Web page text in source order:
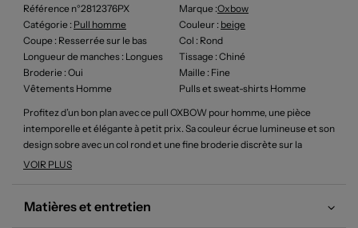
Référence n°2812376PX
Marque :Oxbow
Catégorie : Pull homme Couleur : beige
Coupe : Resserrée sur le bas Col : Rond
Longueur de manches : Longues Tissage : Chiné
Broderie : Oui Maille : Fine
Vêtements Homme
Pulls et sweat-shirts Homme
Profitez d’un bon plan avec ce pull OXBOW pour homme, une pièce
intemporelle et élégante à petit prix. Sa couleur écrue lumineuse et son
design sobre avec un col rond et une fine broderie discrète sur la
poitrine en font un indispensable facile à porter au quotidien, que ce soit
VOIR PLUS
Matières et entretien